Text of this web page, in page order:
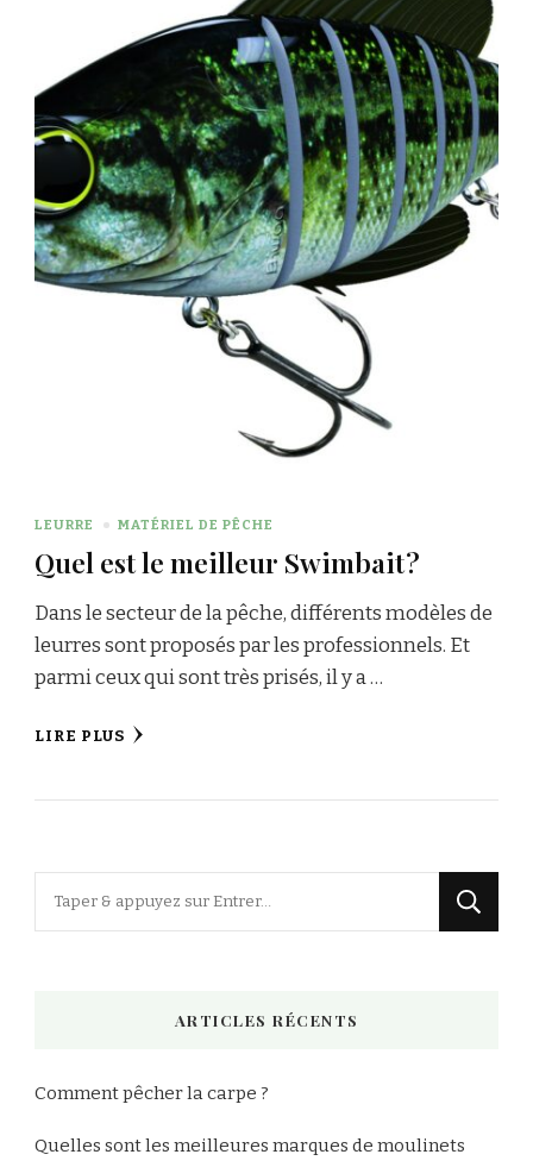
LEURRE MATÉRIEL DE PÊCHE
Quel est le meilleur Swimbait ?
Dans le secteur de la pêche, différents modèles de
leurres sont proposés par les professionnels. Et
parmi ceux qui sont très prisés, il y a …
LIRE PLUS
ARTICLES RÉCENTS
Comment pêcher la carpe ?
Quelles sont les meilleures marques de moulinets